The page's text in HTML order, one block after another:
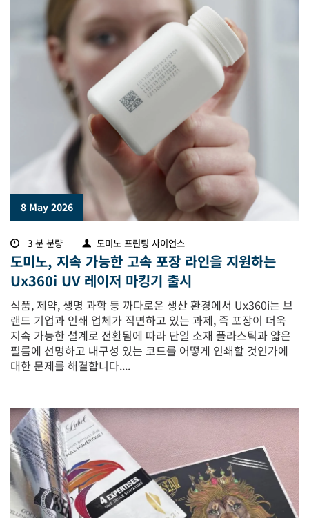
8 May 2026
3 분 분량 도미노 프린팅 사이언스
도미노, 지속 가능한 고속 포장 라인을 지원하는
Ux360i UV 레이저 마킹기 출시
식품, 제약, 생명 과학 등 까다로운 생산 환경에서 Ux360i는 브
랜드 기업과 인쇄 업체가 직면하고 있는 과제, 즉 포장이 더욱
지속 가능한 설계로 전환됨에 따라 단일 소재 플라스틱과 얇은
필름에 선명하고 내구성 있는 코드를 어떻게 인쇄할 것인가에
대한 문제를 해결합니다....